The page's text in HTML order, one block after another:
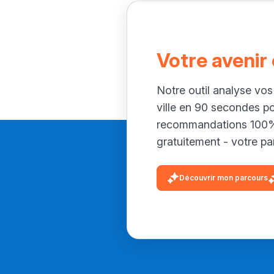
Votre avenir
Notre outil analyse
ville en 90 secondes
recommandations
gratuitement - votre
Découvrir mon parcours